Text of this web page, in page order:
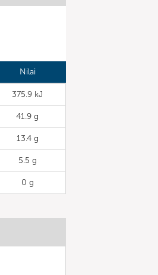
Nilai
375.9 kJ
41.9 g
13.4 g
5.5 g
0 g